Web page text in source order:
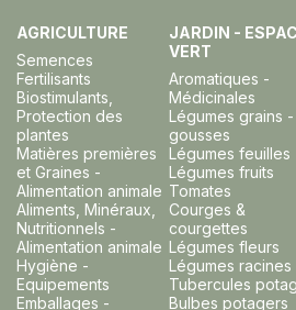
AGRICULTURE
Semences
Fertilisants
Biostimulants,
Protection des
plantes
Matières premières
et Graines -
Alimentation animale
Aliments, Minéraux,
Nutritionnels -
Alimentation animale
Hygiène -
Equipements
Emballages -
JARDIN -
VERT
Aromatiques -
Médicinales
Légumes grains -
gousses
Légumes feuilles
Légumes fruits
Tomates
Courges &
courgettes
Légumes fleurs
Légumes racines
Tubercules
Bulbes potagers